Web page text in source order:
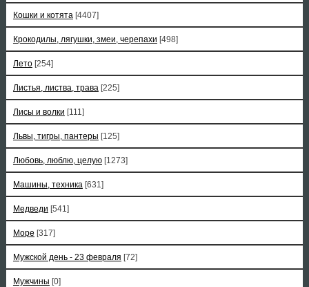
Кошки и котята [4407]
Крокодилы, лягушки, змеи, черепахи [498]
Лето [254]
Листья, листва, трава [225]
Лисы и волки [111]
Львы, тигры, пантеры [125]
Любовь, люблю, целую [1273]
Машины, техника [631]
Медведи [541]
Море [317]
Мужской день - 23 февраля [72]
Мужчины [0]